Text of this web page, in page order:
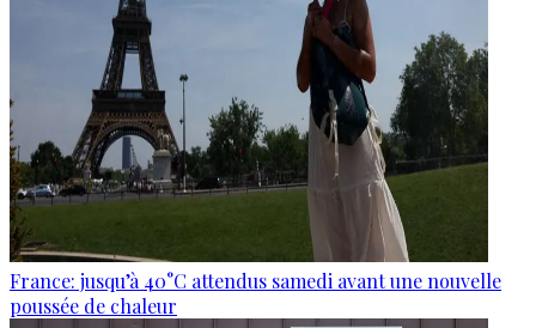
France: jusqu’à 40°C attendus samedi avant une nouvelle
poussée de chaleur